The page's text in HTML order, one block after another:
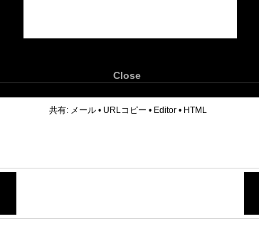
Close
共有: メール • URLコピー • Editor • HTML